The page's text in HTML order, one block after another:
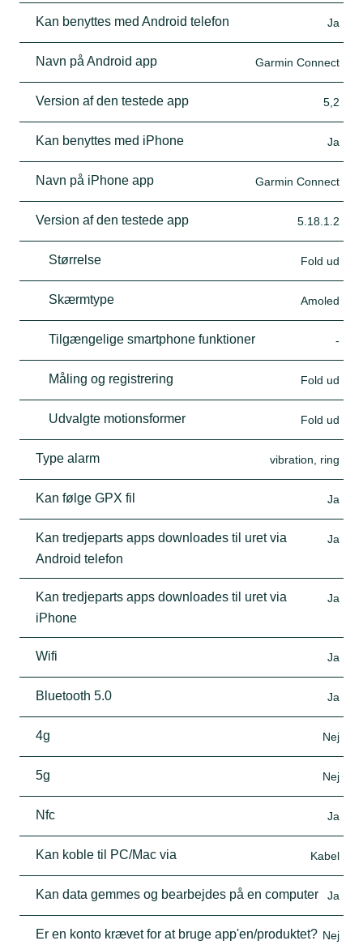
Kan benyttes med Android telefon Ja
Navn på Android app Garmin Connect
Version af den testede app 5,2
Kan benyttes med iPhone Ja
Navn på iPhone app Garmin Connect
Version af den testede app 5.18.1.2
Størrelse Fold ud
Skærmtype Amoled
Tilgængelige smartphone funktioner -
Måling og registrering Fold ud
Udvalgte motionsformer Fold ud
Type alarm vibration, ring
Kan følge GPX fil Ja
Kan tredjeparts apps downloades til uret via
Android telefon
Ja
Kan tredjeparts apps downloades til uret via
iPhone
Ja
Wifi Ja
Bluetooth 5.0 Ja
4g Nej
5g Nej
Nfc Ja
Kan koble til PC/Mac via Kabel
Kan data gemmes og bearbejdes på en computer Ja
Er en konto krævet for at bruge app'en/produktet? Nej